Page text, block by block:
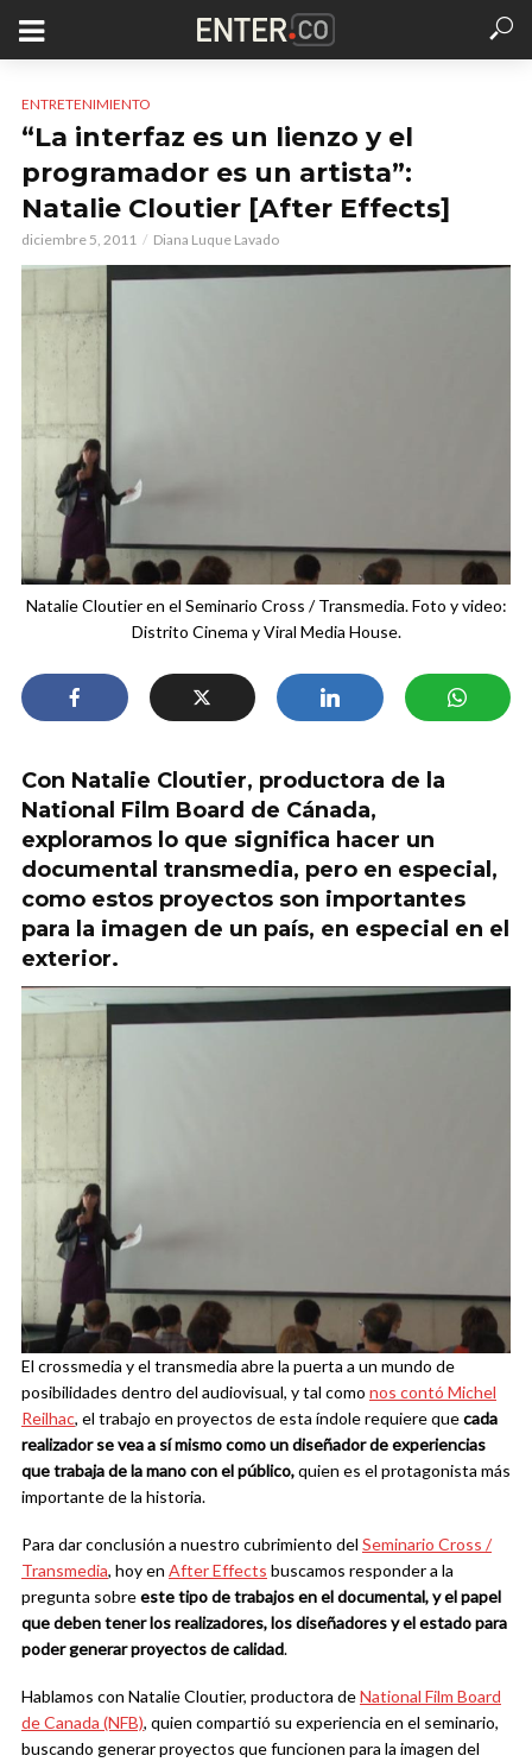
ENTRETENIMIENTO
“La interfaz es un lienzo y el
programador es un artista”:
Natalie Cloutier [After Effects]
diciembre 5, 2011 Diana Luque Lavado
Natalie Cloutier en el Seminario Cross / Transmedia. Foto y video:
Distrito Cinema y Viral Media House.
Con Natalie Cloutier, productora de la
National Film Board de Cánada,
exploramos lo que significa hacer un
documental transmedia, pero en especial,
como estos proyectos son importantes
para la imagen de un país, en especial en el
exterior.
El crossmedia y el transmedia abre la puerta a un mundo de
posibilidades dentro del audiovisual, y tal como nos contó Michel
Reilhac, el trabajo en proyectos de esta índole requiere quecada
realizador se vea a sí mismo como un diseñador de experiencias
que trabaja de la mano con el público,quien es el protagonista más
importante de la historia.
Para dar conclusión a nuestro cubrimiento del Seminario Cross /
Transmedia, hoy en After Effects buscamos responder a la
pregunta sobreeste tipo de trabajos en el documental, y el papel
que deben tener los realizadores, los diseñadores y el estado para
poder generar proyectos de calidad.
Hablamos con Natalie Cloutier, productora deNational Film Board
de Canada (NFB), quien compartió su experiencia en el seminario,
buscando generar proyectos que funcionen para la imagen del